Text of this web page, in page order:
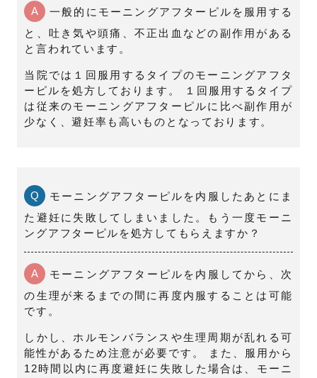
A
一般的にモーニングアフターピルを服用する
と、吐き気や頭痛、不正出血などの副作用がある
と言われています。
当院では１回服用するタイプのモーニングアフタ
ーピルを処方しております。 １回服用するタイプ
は従来のモーニングアフターピルに比べ副作用が
少なく、避妊率も高いものとなっております。
Q
モーニングアフターピルを内服したあとにま
た避妊に失敗してしまいました。もう一度モーニ
ングアフターピルを処方してもらえますか？
A
モーニングアフターピルを内服してから、次
の生理が来るまでの間に再度内服することは可能
です。
しかし、ホルモンバランスや生理周期が乱れる可
能性があるため注意が必要です。 また、服用から
12時間以内に再度避妊に失敗した場合は、モーニ